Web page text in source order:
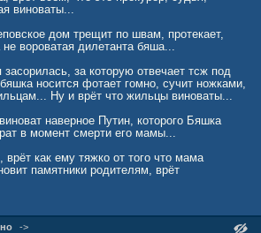
виноваты...
дом трещит по швам, протекает,
вороватая дилетанта бяша...
за которую отвечает тсж под
носится фотает гомно, сучит ножками,
Ну и врёт что жильцы виноваты...
наверное Путин, которого Бяшка
в момент смерти его мамы...
врёт как ему тяжко от того что мама
памятники родителям, врёт
->